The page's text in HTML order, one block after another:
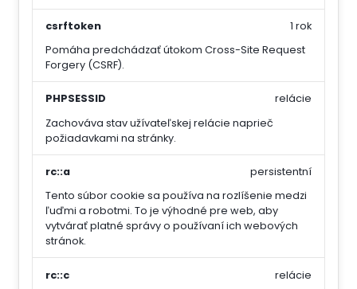
csrftoken
Pomáha predchádzať útokom Cross-Site Request
Forgery (CSRF).
1 rok
PHPSESSID
Zachováva stav užívateľskej relácie naprieč
požiadavkami na stránky.
relácie
rc::a
Tento súbor cookie sa používa na rozlíšenie medzi
ľuďmi a robotmi. To je výhodné pre web, aby
vytvárať platné správy o používaní ich webových
stránok.
persistentní
rc::c
relácie